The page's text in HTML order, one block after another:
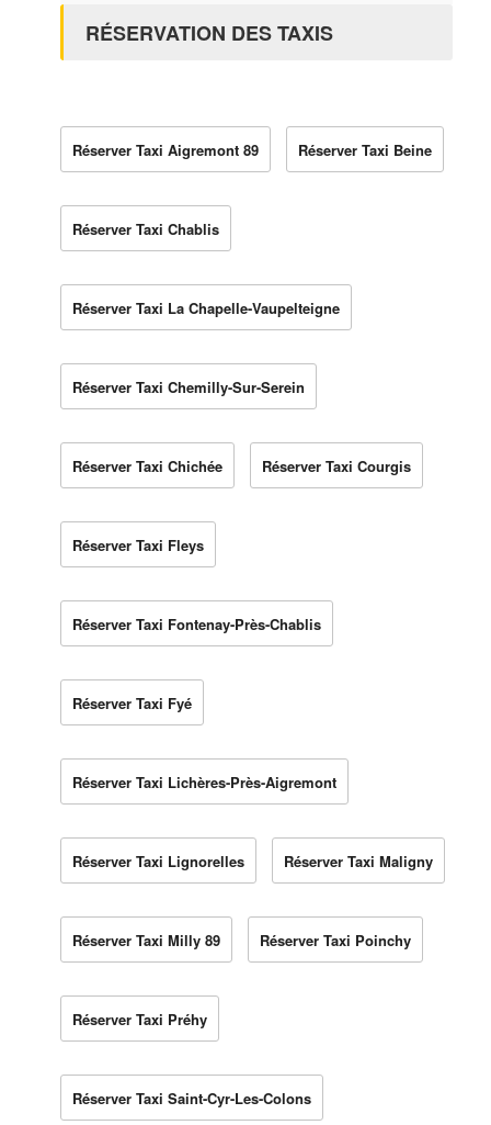
RÉSERVATION DES TAXIS
Réserver Taxi Aigremont 89 Réserver Taxi Beine
Réserver Taxi Chablis
Réserver Taxi La Chapelle-Vaupelteigne
Réserver Taxi Chemilly-Sur-Serein
Réserver Taxi Chichée Réserver Taxi Courgis
Réserver Taxi Fleys
Réserver Taxi Fontenay-Près-Chablis
Réserver Taxi Fyé
Réserver Taxi Lichères-Près-Aigremont
Réserver Taxi Lignorelles Réserver Taxi Maligny
Réserver Taxi Milly 89 Réserver Taxi Poinchy
Réserver Taxi Préhy
Réserver Taxi Saint-Cyr-Les-Colons